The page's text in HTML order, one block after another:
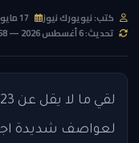
كتب: نيويورك نيوز
تحديث: 6 أغسطس 2026 — 10:58 PM
لعواصف شديدة